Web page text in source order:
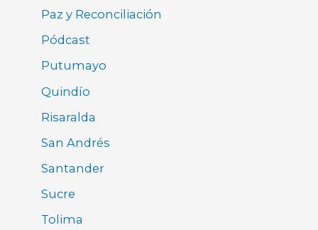
Paz y Reconciliación
Pódcast
Putumayo
Quindío
Risaralda
San Andrés
Santander
Sucre
Tolima